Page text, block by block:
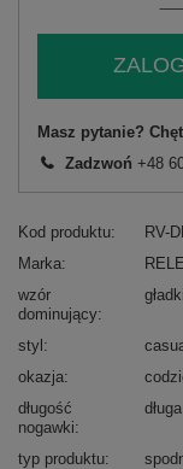
Masz pytanie?
Zadzwoń +48
Kod produktu
RV-
Marka
wzór
dominujący
gładki
styl
okazja
długość
nogawki
długa
typ produktu